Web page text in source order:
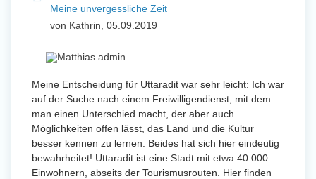
Meine unvergessliche Zeit
von Kathrin, 05.09.2019
Meine Entscheidung für Uttaradit war sehr leicht: Ich war
auf der Suche nach einem Freiwilligendienst, mit dem
man einen Unterschied macht, der aber auch
Möglichkeiten offen lässt, das Land und die Kultur
besser kennen zu lernen. Beides hat sich hier eindeutig
bewahrheitet! Uttaradit ist eine Stadt mit etwa 40 000
Einwohnern, abseits der Tourismusrouten. Hier finden